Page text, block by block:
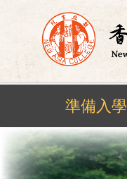
Skip
content
準備入學